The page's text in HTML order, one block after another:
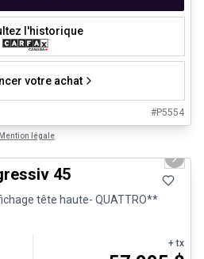
l'historique
votre achat
#P5554
Mention légale
Next
45
tête haute- QUATTRO**
+ tx